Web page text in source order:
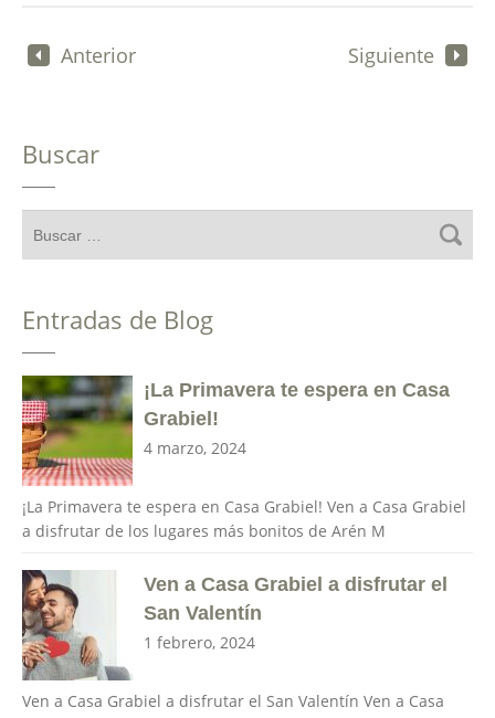
Anterior Siguiente
Buscar
Entradas de Blog
¡La Primavera te espera en Casa
Grabiel!
4 marzo, 2024
¡La Primavera te espera en Casa Grabiel! Ven a Casa Grabiel
a disfrutar de los lugares más bonitos de Arén M
Ven a Casa Grabiel a disfrutar el
San Valentín
1 febrero, 2024
Ven a Casa Grabiel a disfrutar el San Valentín Ven a Casa